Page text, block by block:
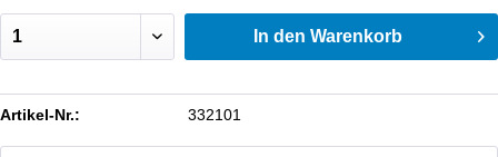
In den Warenkorb
Artikel-Nr.: 332101